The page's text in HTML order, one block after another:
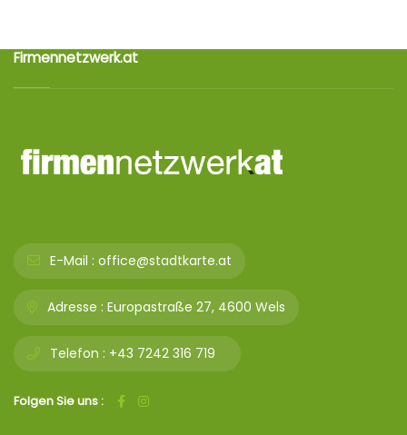
Firmennetzwerk.at
E-Mail : office@stadtkarte.at
Adresse : Europastraße 27, 4600 Wels
Telefon : +43 7242 316 719
Folgen Sie uns :